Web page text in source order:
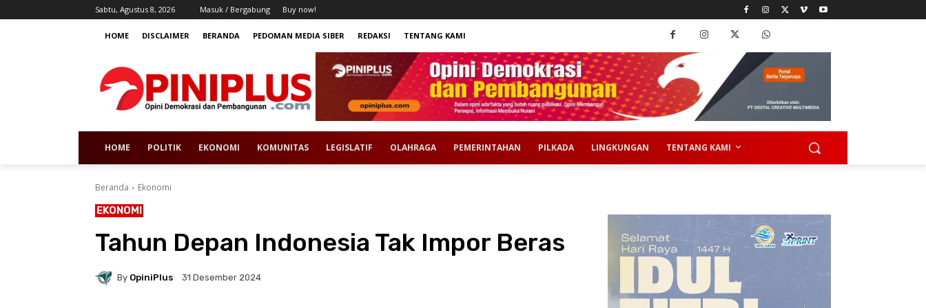
Sabtu, Agustus 8, 2026 Masuk / Bergabung Buy now!
HOME DISCLAIMER BERANDA PEDOMAN MEDIA SIBER REDAKSI TENTANG KAMI
HOME POLITIK EKONOMI KOMUNITAS LEGISLATIF OLAHRAGA PEMERINTAHAN PILKADA LINGKUNGAN TENTANG KAMI
Beranda Ekonomi
EKONOMI
Tahun Depan Indonesia Tak Impor Beras
By OpiniPlus 31 Desember 2024